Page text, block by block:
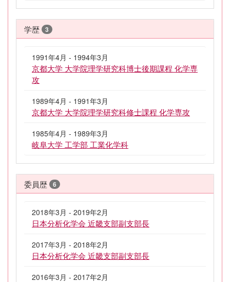
学歴 3
1991年4月 - 1994年3月
京都大学 大学院理学研究科博士後期課程 化学専
攻
1989年4月 - 1991年3月
京都大学 大学院理学研究科修士課程 化学専攻
1985年4月 - 1989年3月
岐阜大学 工学部 工業化学科
委員歴 6
2018年3月 - 2019年2月
日本分析化学会 近畿支部副支部長
2017年3月 - 2018年2月
日本分析化学会 近畿支部副支部長
2016年3月 - 2017年2月